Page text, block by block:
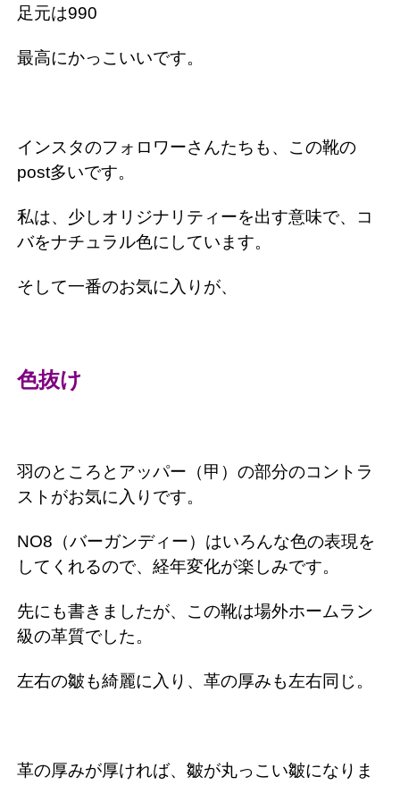
足元は990
最高にかっこいいです。
インスタのフォロワーさんたちも、この靴の
post多いです。
私は、少しオリジナリティーを出す意味で、コ
バをナチュラル色にしています。
そして一番のお気に入りが、
色抜け
羽のところとアッパー（甲）の部分のコントラ
ストがお気に入りです。
NO8（バーガンディー）はいろんな色の表現を
してくれるので、経年変化が楽しみです。
先にも書きましたが、この靴は場外ホームラン
級の革質でした。
左右の皺も綺麗に入り、革の厚みも左右同じ。
革の厚みが厚ければ、皺が丸っこい皺になりま